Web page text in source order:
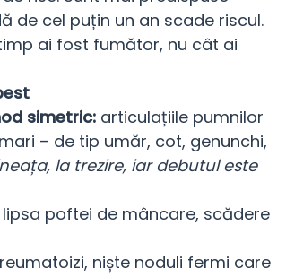
de cel puțin un an scade riscul.
ai fost fumător, nu cât ai
simetric: articulațiile pumnilor
– de tip umăr, cot, genunchi,
la trezire, iar debutul este
poftei de mâncare, scădere
niște noduli fermi care